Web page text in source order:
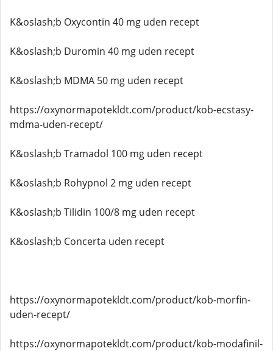
K&oslash;b Oxycontin 40 mg uden recept
K&oslash;b Duromin 40 mg uden recept
K&oslash;b MDMA 50 mg uden recept
https://oxynormapotekldt.com/product/kob-ecstasy-
mdma-uden-recept/
K&oslash;b Tramadol 100 mg uden recept
K&oslash;b Rohypnol 2 mg uden recept
K&oslash;b Tilidin 100/8 mg uden recept
K&oslash;b Concerta uden recept
https://oxynormapotekldt.com/product/kob-morfin-
uden-recept/
https://oxynormapotekldt.com/product/kob-modafinil-